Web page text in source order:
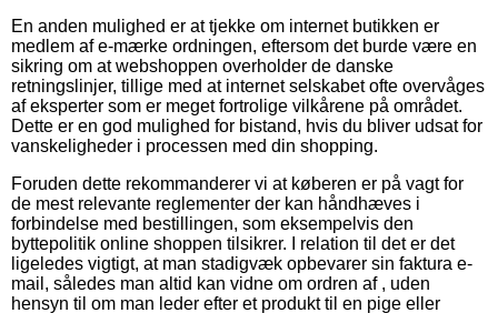
En anden mulighed er at tjekke om internet butikken er
medlem af e-mærke ordningen, eftersom det burde være en
sikring om at webshoppen overholder de danske
retningslinjer, tillige med at internet selskabet ofte overvåges
af eksperter som er meget fortrolige vilkårene på området.
Dette er en god mulighed for bistand, hvis du bliver udsat for
vanskeligheder i processen med din shopping.
Foruden dette rekommanderer vi at køberen er på vagt for
de mest relevante reglementer der kan håndhæves i
forbindelse med bestillingen, som eksempelvis den
byttepolitik online shoppen tilsikrer. I relation til det er det
ligeledes vigtigt, at man stadigvæk opbevarer sin faktura e-
mail, således man altid kan vidne om ordren af , uden
hensyn til om man leder efter et produkt til en pige eller